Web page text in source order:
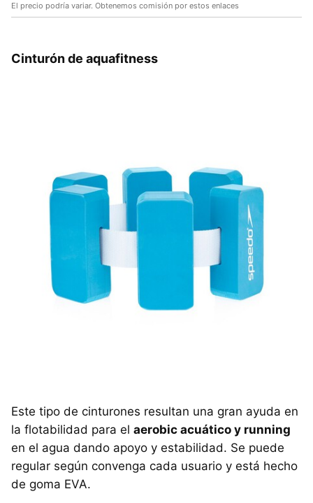
El precio podría variar. Obtenemos comisión por estos enlaces
Cinturón de aquafitness
Este tipo de cinturones resultan una gran ayuda en
la flotabilidad para el aerobic acuático y running
en el agua dando apoyo y estabilidad. Se puede
regular según convenga cada usuario y está hecho
de goma EVA.